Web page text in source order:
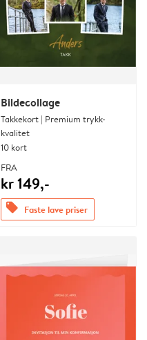
Bildecollage
Takkekort | Premium trykk-
kvalitet
10 kort
FRA
kr 149,-
offers Faste lave priser